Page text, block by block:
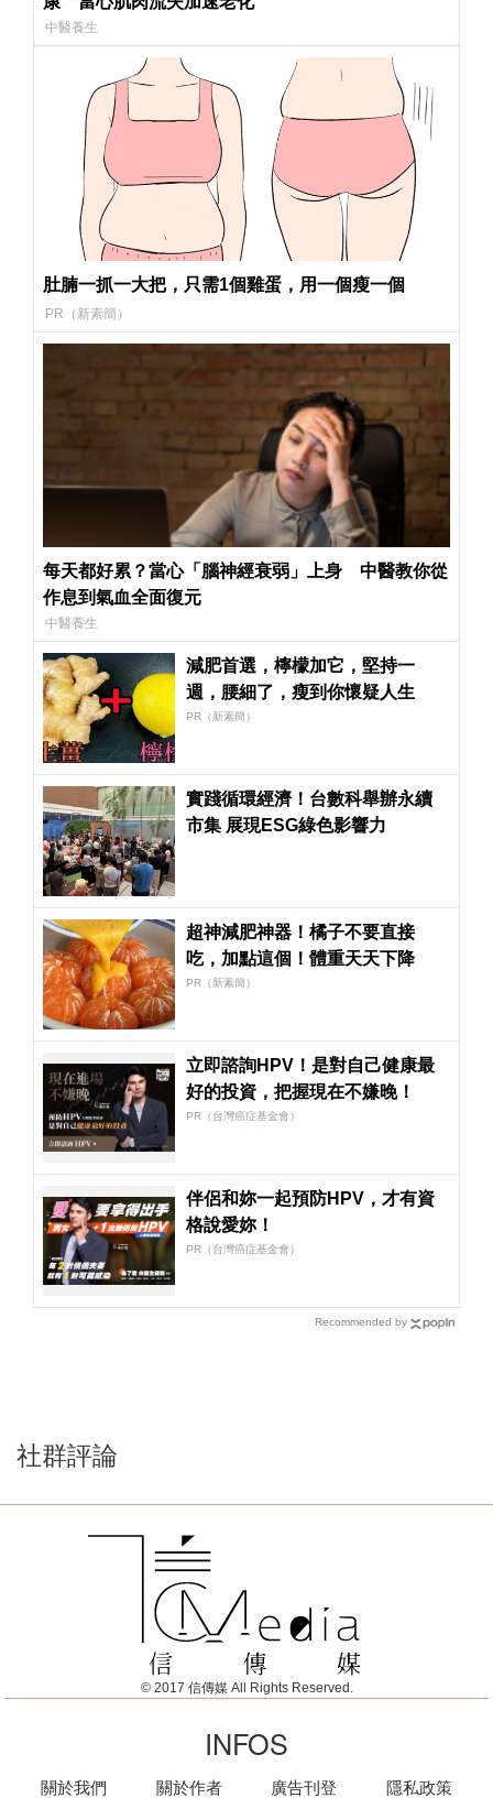
中醫養生
肚腩一抓一大把，只需1個雞蛋，用一個瘦一個
PR（新素簡）
每天都好累？當心「腦神經衰弱」上身 中醫教你從
作息到氣血全面復元
中醫養生
減肥首選，檸檬加它，堅持一
週，腰細了，瘦到你懷疑人生
PR（新素簡）
實踐循環經濟！台數科舉辦永續
市集 展現ESG綠色影響力
超神減肥神器！橘子不要直接
吃，加點這個！體重天天下降
PR（新素簡）
立即諮詢HPV！是對自己健康最
好的投資，把握現在不嫌晚！
PR（台灣癌症基金會）
伴侶和妳一起預防HPV，才有資
格說愛妳！
PR（台灣癌症基金會）
Recommended by
社群評論
© 2017 信傳媒 All Rights Reserved.
INFOS
關於我們 關於作者 廣告刊登 隱私政策